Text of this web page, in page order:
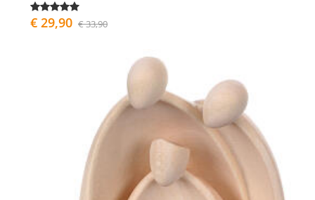
€ 29,90 € 33,90